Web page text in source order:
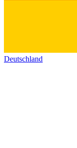
Deutschland